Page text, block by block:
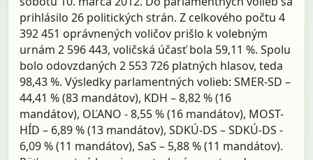
prihlásilo 26 politických strán. Z celkového počtu 4
392 451 oprávnených voličov prišlo k volebným
urnám 2 596 443, voličská účasť bola 59,11 %. Spolu
bolo odovzdaných 2 553 726 platných hlasov, teda
98,43 %. Výsledky parlamentných volieb: SMER-SD –
44,41 % (83 mandátov), KDH – 8,82 % (16
mandátov), OĽANO - 8,55 % (16 mandátov), MOST-
HÍD – 6,89 % (13 mandátov), SDKÚ-DS – SDKÚ-DS -
6,09 % (11 mandátov), SaS – 5,88 % (11 mandátov).